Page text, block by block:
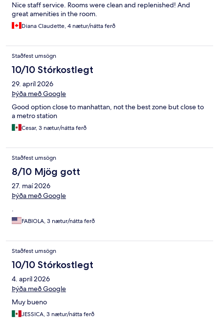
Nice staff service. Rooms were clean and replenished! And
great amenities in the room.
Diana Claudette, 4 nætur/nátta ferð
Staðfest umsögn
10/10 Stórkostlegt
29. apríl 2026
Þýða með Google
Good option close to manhattan, not the best zone but close to
a metro station
Cesar, 3 nætur/nátta ferð
Staðfest umsögn
8/10 Mjög gott
27. maí 2026
Þýða með Google
.
FABIOLA, 3 nætur/nátta ferð
Staðfest umsögn
10/10 Stórkostlegt
4. apríl 2026
Þýða með Google
Muy bueno
JESSICA, 3 nætur/nátta ferð